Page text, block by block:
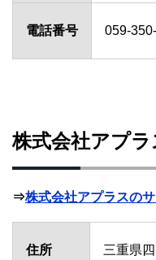
電話番号 059-
株式会社アプ
⇒株式会社アプラスの
住所 三重県